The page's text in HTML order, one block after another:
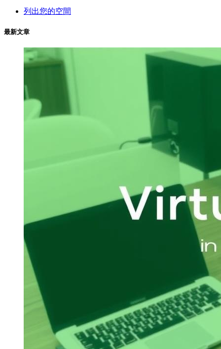
列出您的空間
最新文章